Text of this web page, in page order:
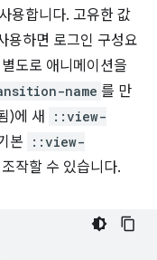
용합니다. 고유한 값
용하면 로그인 구성요
도로 애니메이션을
name 를 만
)에 새
::view-
본
::view-
작할 수 있습니다.